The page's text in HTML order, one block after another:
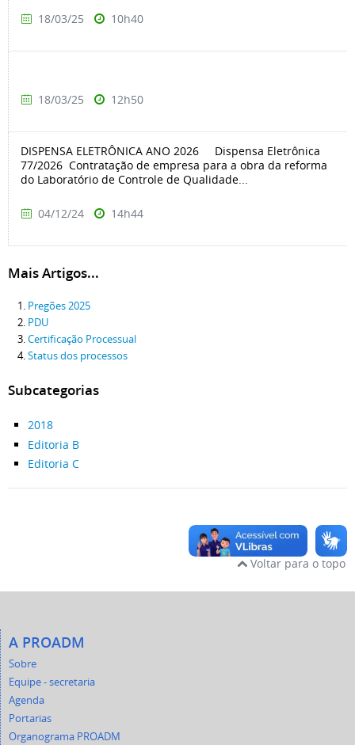
18/03/25 10h40
18/03/25 12h50
DISPENSA ELETRÔNICA ANO 2026 Dispensa Eletrônica
77/2026 Contratação de empresa para a obra da reforma
do Laboratório de Controle de Qualidade...
04/12/24 14h44
Mais Artigos...
Pregões 2025
PDU
Certificação Processual
Status dos processos
Subcategorias
2018
Editoria B
Editoria C
Voltar para o topo
A PROADM
Sobre
Equipe - secretaria
Agenda
Portarias
Organograma PROADM